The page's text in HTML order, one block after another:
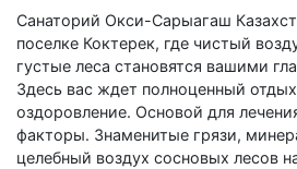
Санаторий Окси-Сарыагаш
поселке Коктерек, где чистый
густые леса становятся вашими
Здесь вас ждет полноценный
оздоровление. Основой для
факторы. Знаменитые грязи,
целебный воздух сосновых лесов